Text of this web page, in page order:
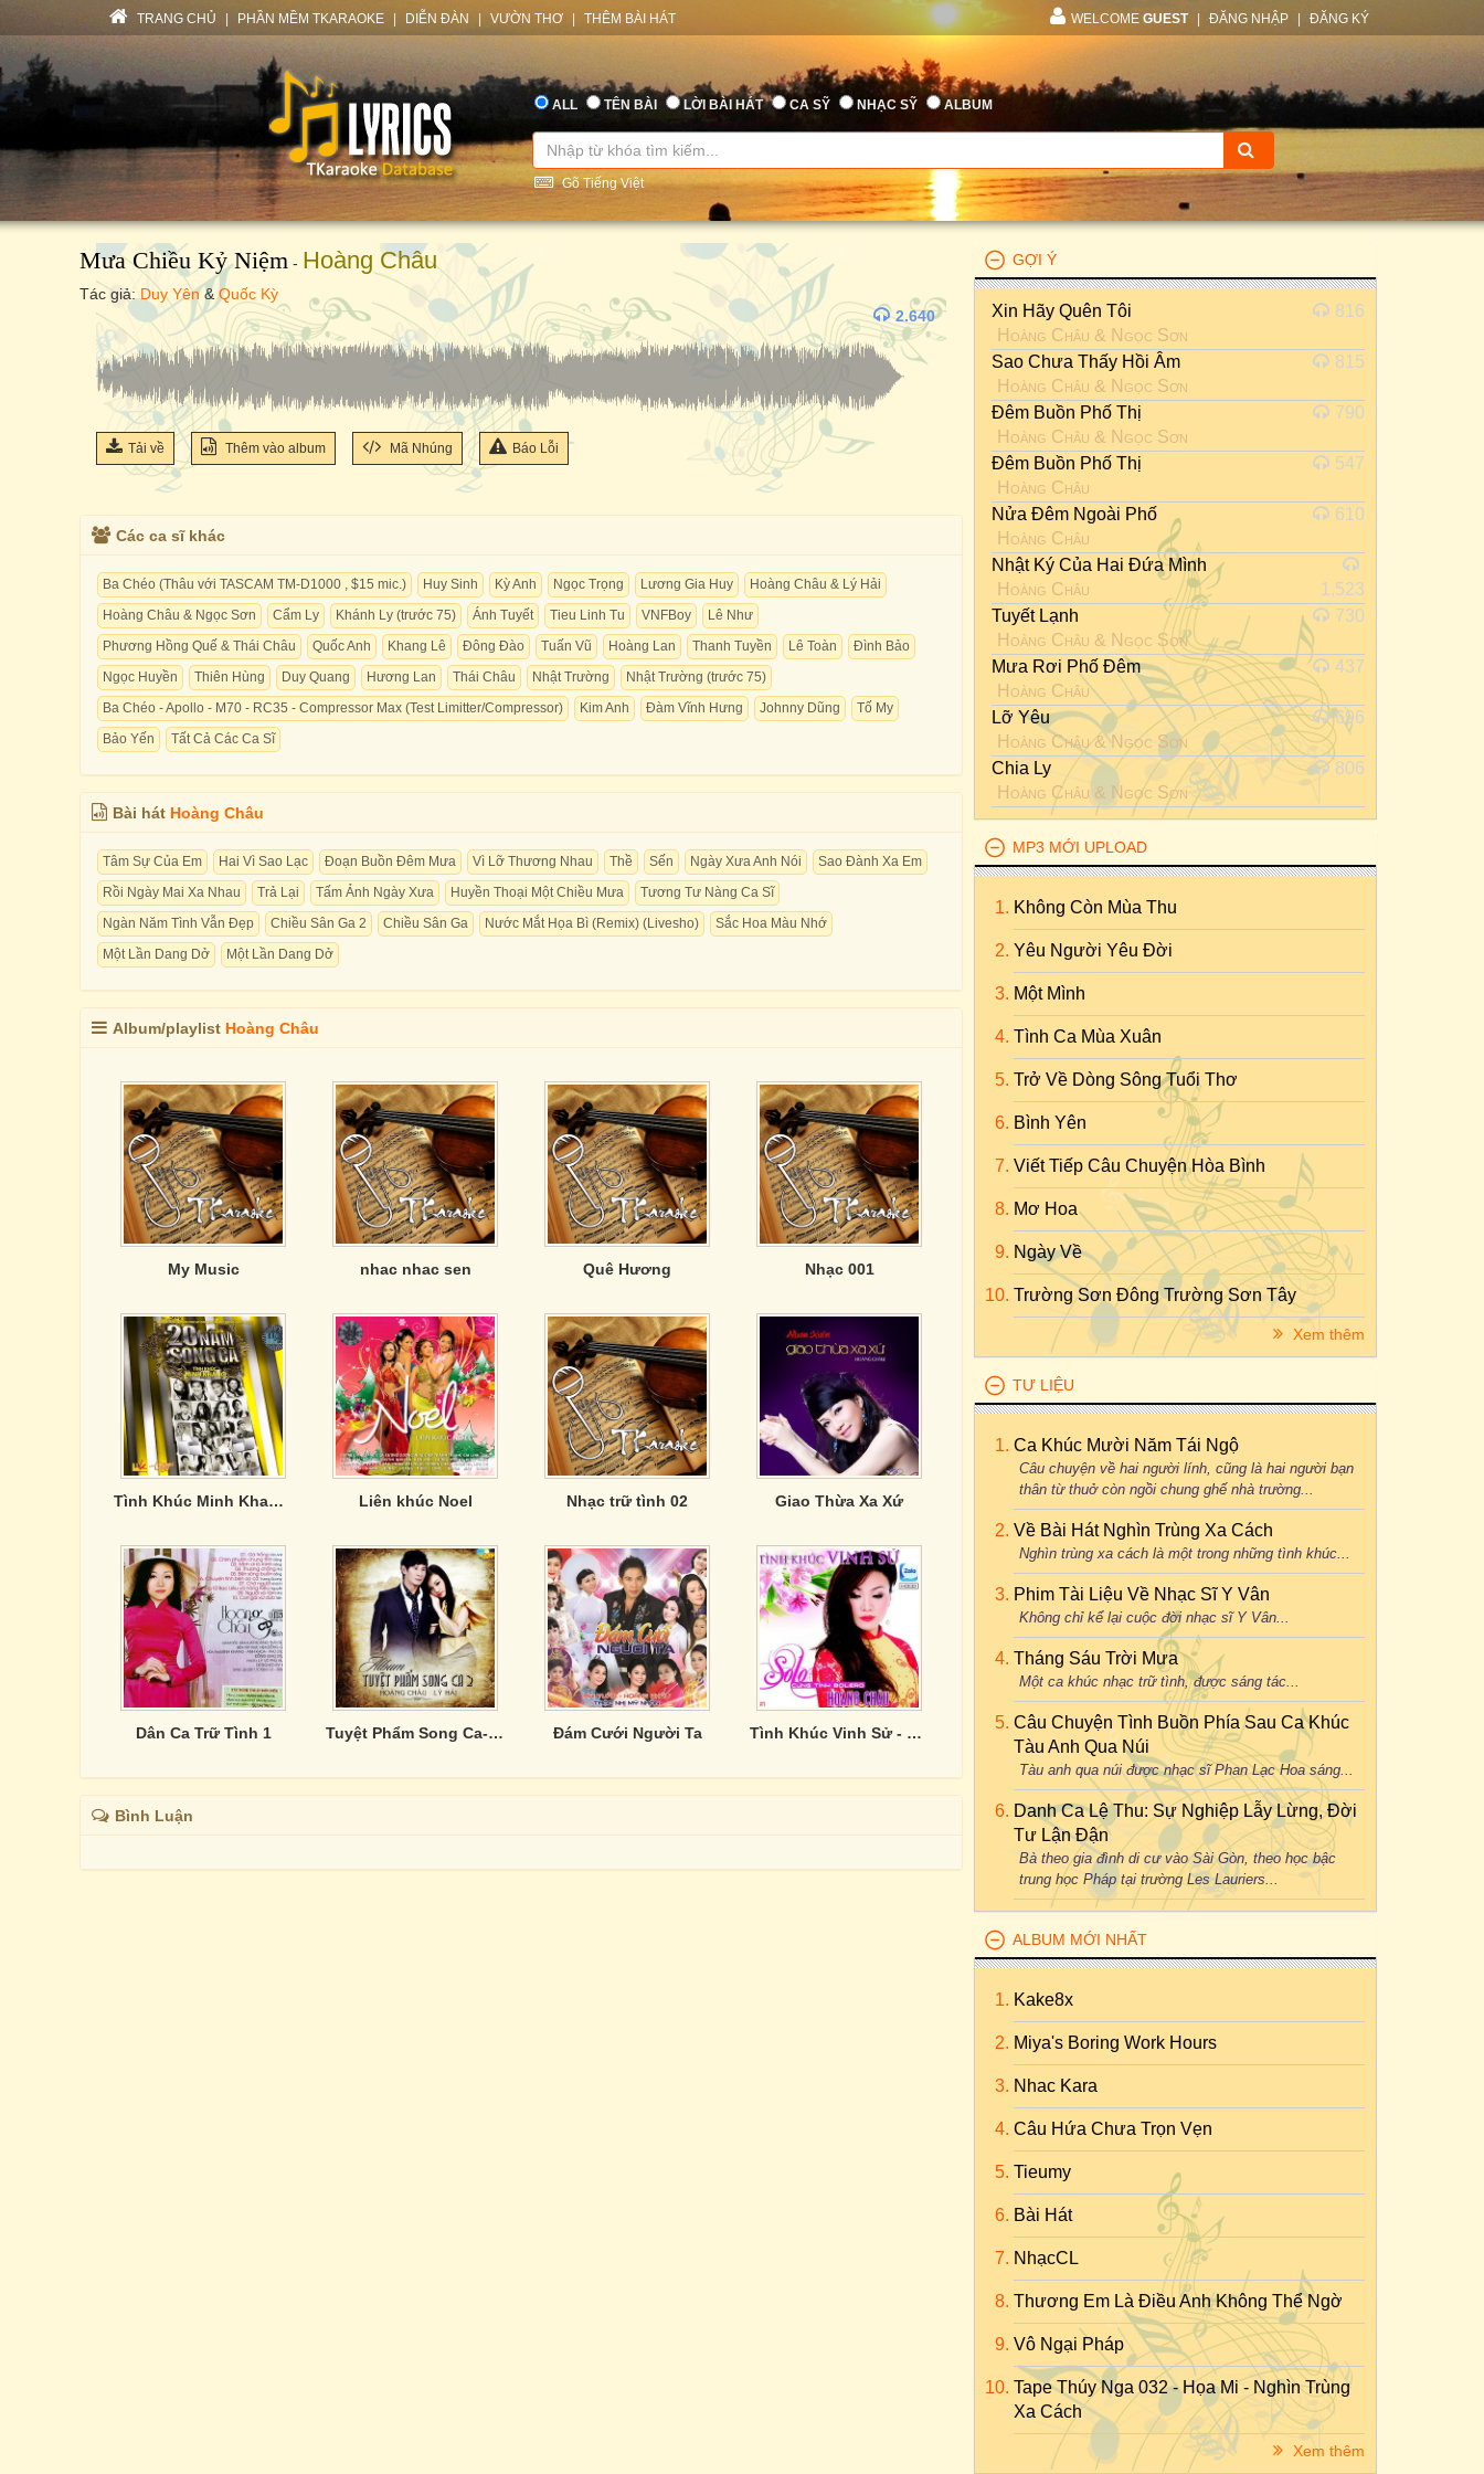
TRANG CHỦ PHẦN MỀM TKARAOKE DIỄN ĐÀN VƯỜN THƠ THÊM BÀI HÁT WELCOME GUEST ĐĂNG NHẬP ĐĂNG KÝ
ALL TÊN BÀI LỜI BÀI HÁT CA SỸ NHẠC SỸ ALBUM
Gõ Tiếng Việt
Mưa Chiều Kỷ Niệm - Hoàng Châu
Tác giả: Duy Yên&Quốc Kỳ
2.640
Tải về Thêm vào album Mã Nhúng Báo Lỗi
Các ca sĩ khác
Ba Chéo (Thâu với TASCAM TM-D1000 , $15 mic.) Huy Sinh Kỳ Anh Ngọc Trọng Lương Gia Huy
Hoàng Châu & Lý Hải
Hoàng Châu & Ngọc Sơn
Cẩm Ly Khánh Ly (trước 75) Ánh Tuyết Tieu Linh Tu VNFBoy
Lê Như
Phương Hồng Quế & Thái Châu
Quốc Anh Khang Lê Đông Đào Tuấn Vũ Hoàng Lan Thanh Tuyền Lê Toàn
Đình Bảo
Ngọc Huyền
Thiên Hùng Duy Quang Hương Lan Thái Châu Nhật Trường
Nhật Trường (trước 75)
Ba Chéo - Apollo - M70 - RC35 - Compressor Max (Test Limitter/Compressor)
Kim Anh Đàm Vĩnh Hưng Johnny Dũng
Tố My
Bảo Yến
Tất Cả Các Ca Sĩ
Bài hát Hoàng Châu
Tâm Sự Của Em Hai Vì Sao Lạc Đoạn Buồn Đêm Mưa Vì Lỡ Thương Nhau Thề Sến Ngày Xưa Anh Nói
Sao Đành Xa Em
Rồi Ngày Mai Xa Nhau
Trả Lại Tấm Ảnh Ngày Xưa Huyền Thoại Một Chiều Mưa
Tương Tư Nàng Ca Sĩ
Ngàn Năm Tình Vẫn Đẹp
Chiều Sân Ga 2 Chiều Sân Ga Nước Mắt Họa Bì (Remix) (Livesho)
Sắc Hoa Màu Nhớ
Một Lần Dang Dở
Một Lần Dang Dở
Album/playlist Hoàng Châu
My Music nhac nhac sen Quê Hương Nhạc 001
Tình Khúc Minh Khang - 20 Năm Song Ca Liên khúc Noel Nhạc trữ tình 02 Giao Thừa Xa Xứ
Dân Ca Trữ Tình 1 Tuyệt Phẩm Song Ca- Hoàng Châu & Lý Hải Đám Cưới Người Ta Tình Khúc Vinh Sử - Solo Cùng Tình Bolero
Bình Luận
GỢI Ý
Xin Hãy Quên Tôi
Hoàng Châu & Ngọc Sơn
816
Sao Chưa Thấy Hồi Âm
Hoàng Châu & Ngọc Sơn
815
Đêm Buồn Phố Thị
Hoàng Châu & Ngọc Sơn
790
Đêm Buồn Phố Thị
Hoàng Châu
547
Nửa Đêm Ngoài Phố
Hoàng Châu
610
Nhật Ký Của Hai Đứa Mình
Hoàng Châu
1.523
Tuyết Lạnh
Hoàng Châu & Ngọc Sơn
730
Mưa Rơi Phố Đêm
Hoàng Châu
437
Lỡ Yêu
Hoàng Châu&Ngọc Sơn
696
Chia Ly
Hoàng Châu & Ngọc Sơn
806
MP3 MỚI UPLOAD
Không Còn Mùa Thu
Yêu Người Yêu Đời
Một Mình
Tình Ca Mùa Xuân
Trở Về Dòng Sông Tuổi Thơ
Bình Yên
Viết Tiếp Câu Chuyện Hòa Bình
Mơ Hoa
Ngày Về
Trường Sơn Đông Trường Sơn Tây
Xem thêm
TƯ LIỆU
Ca Khúc Mười Năm Tái Ngộ
Câu chuyện về hai người lính, cũng là hai người bạn
thân từ thuở còn ngồi chung ghế nhà trường...
Về Bài Hát Nghìn Trùng Xa Cách
Nghìn trùng xa cách là một trong những tình khúc...
Phim Tài Liệu Về Nhạc Sĩ Y Vân
Không chỉ kể lại cuộc đời nhạc sĩ Y Vân...
Tháng Sáu Trời Mưa
Một ca khúc nhạc trữ tình, được sáng tác...
Câu Chuyện Tình Buồn Phía Sau Ca Khúc
Tàu Anh Qua Núi
Tàu anh qua núi được nhạc sĩ Phan Lạc Hoa sáng...
Danh Ca Lệ Thu: Sự Nghiệp Lẫy Lừng, Đời
Tư Lận Đận
Bà theo gia đình di cư vào Sài Gòn, theo học bậc
trung học Pháp tại trường Les Lauriers...
ALBUM MỚI NHẤT
Kake8x
Miya's Boring Work Hours
Nhac Kara
Câu Hứa Chưa Trọn Vẹn
Tieumy
Bài Hát
NhạcCL
Thương Em Là Điều Anh Không Thể Ngờ
Vô Ngại Pháp
Tape Thúy Nga 032 - Họa Mi - Nghìn Trùng
Xa Cách
Xem thêm